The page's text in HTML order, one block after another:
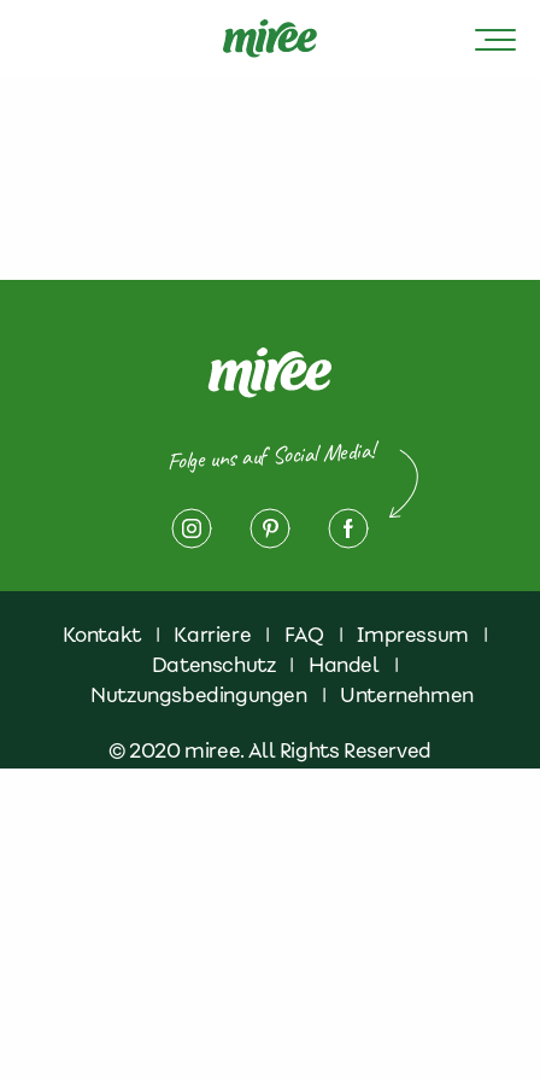
Folge uns auf Social Media!
Kontakt | Karriere | FAQ | Impressum
|
Datenschutz | Handel
|
Nutzungsbedingungen
| Unternehmen
© 2020 miree. All Rights Reserved